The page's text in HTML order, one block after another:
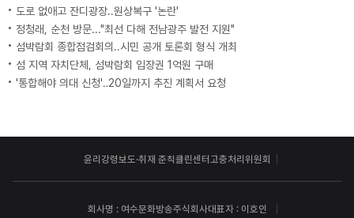
도로 없애고 잔디광장..원상복구 '논란'
정청래, 순천 방문..."최선 다해 전남광주 발전 지원"
섬박람회 종합점검회의..시민 공개 토론회 형식 개최
섬 지역 자치단체, 섬박람회 입장권 1억원 구매
'통합해야 의대 신청'‥20일까지 추진 계획서 요청
윤리강령 보도·취재 준칙클린센터 고충처리위원회
회사명 : 여수문화방송주식회사대표자 : 이호인